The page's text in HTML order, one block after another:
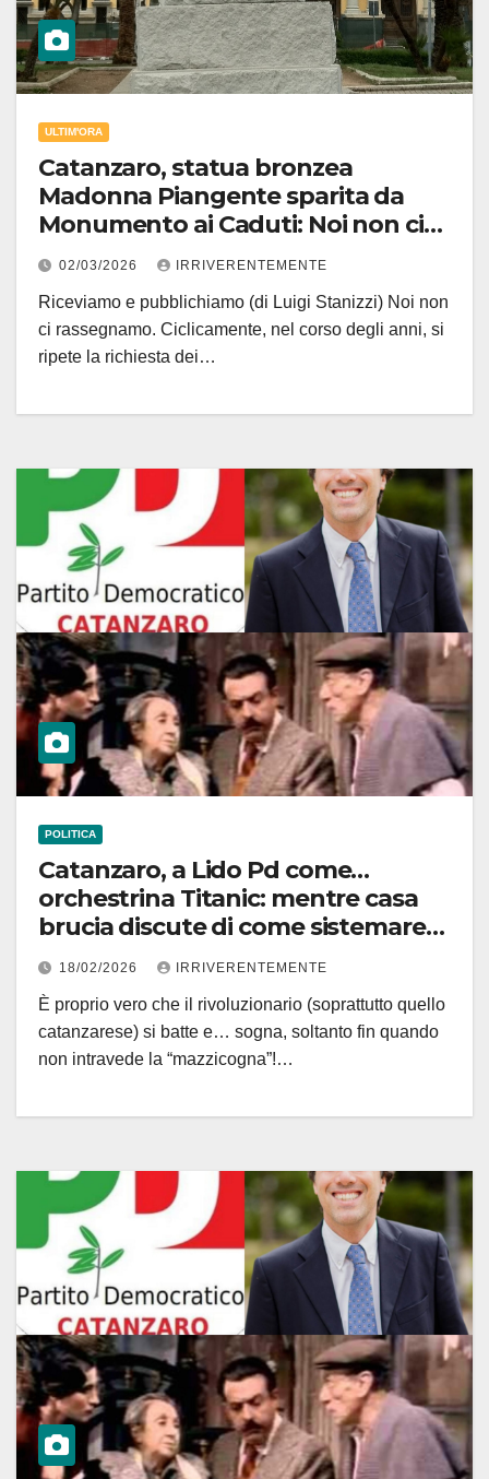
ULTIM'ORA
Catanzaro, statua bronzea
Madonna Piangente sparita da
Monumento ai Caduti: Noi non ci
rassegnamo!
02/03/2026 IRRIVERENTEMENTE
Riceviamo e pubblichiamo (di Luigi Stanizzi) Noi non
ci rassegnamo. Ciclicamente, nel corso degli anni, si
ripete la richiesta dei…
POLITICA
Catanzaro, a Lido Pd come…
orchestrina Titanic: mentre casa
brucia discute di come sistemare
piante! Segreteria provinciale nata
da patto di potere glissa su Fiorita
e parla di banchetti per No a
referendum e riassetto Circoli
18/02/2026 IRRIVERENTEMENTE
È proprio vero che il rivoluzionario (soprattutto quello
catanzarese) si batte e… sogna, soltanto fin quando
non intravede la “mazzicogna”!…